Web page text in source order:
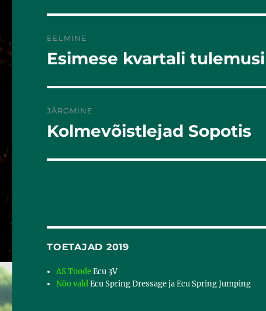
EELMINE
Eelmine
Esimese kvartali tulemusi
JÄRGMINE
Järgmine
Kolmevõistlejad Sopotis
TOETAJAD 2019
AS ToodeEcu 3V
Nõo valdEcu Spring Dressage ja Ecu Spring Jumping